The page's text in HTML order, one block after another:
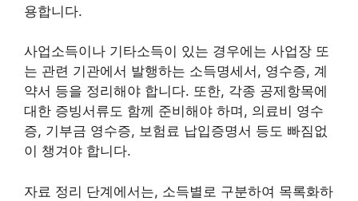
용합니다.
사업소득이나 기타소득이 있는 경우에는 사업장 또
는 관련 기관에서 발행하는 소득명세서, 영수증, 계
약서 등을 정리해야 합니다. 또한, 각종 공제항목에
대한 증빙서류도 함께 준비해야 하며, 의료비 영수
증, 기부금 영수증, 보험료 납입증명서 등도 빠짐없
이 챙겨야 합니다.
자료 정리 단계에서는, 소득별로 구분하여 목록화하